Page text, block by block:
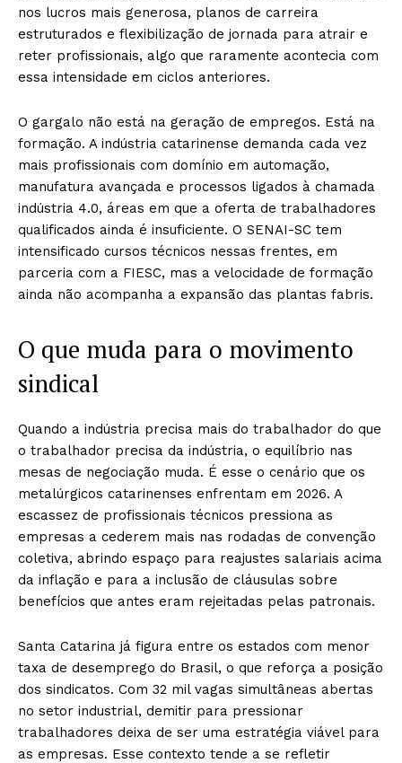
nos lucros mais generosa, planos de carreira
estruturados e flexibilização de jornada para atrair e
reter profissionais, algo que raramente acontecia com
essa intensidade em ciclos anteriores.
O gargalo não está na geração de empregos. Está na
formação. A indústria catarinense demanda cada vez
mais profissionais com domínio em automação,
manufatura avançada e processos ligados à chamada
indústria 4.0, áreas em que a oferta de trabalhadores
qualificados ainda é insuficiente. O SENAI-SC tem
intensificado cursos técnicos nessas frentes, em
parceria com a FIESC, mas a velocidade de formação
ainda não acompanha a expansão das plantas fabris.
O que muda para o movimento
sindical
Quando a indústria precisa mais do trabalhador do que
o trabalhador precisa da indústria, o equilíbrio nas
mesas de negociação muda. É esse o cenário que os
metalúrgicos catarinenses enfrentam em 2026. A
escassez de profissionais técnicos pressiona as
empresas a cederem mais nas rodadas de convenção
coletiva, abrindo espaço para reajustes salariais acima
da inflação e para a inclusão de cláusulas sobre
benefícios que antes eram rejeitadas pelas patronais.
Santa Catarina já figura entre os estados com menor
taxa de desemprego do Brasil, o que reforça a posição
dos sindicatos. Com 32 mil vagas simultâneas abertas
no setor industrial, demitir para pressionar
trabalhadores deixa de ser uma estratégia viável para
as empresas. Esse contexto tende a se refletir